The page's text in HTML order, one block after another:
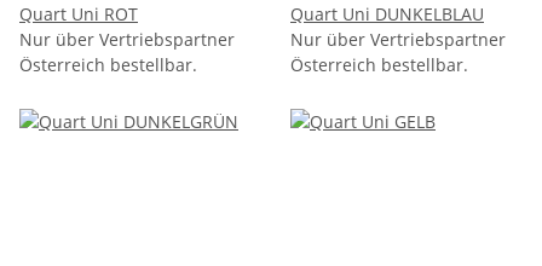
Quart Uni ROT
Nur über Vertriebspartner
Österreich bestellbar.
Quart Uni DUNKELBLAU
Nur über Vertriebspartner
Österreich bestellbar.